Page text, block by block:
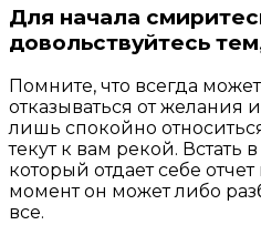
Для начала
довольствуйтесь
Помните, что всегда
отказываться от желания
лишь спокойно
текут к вам рекой. Встать
который отдает себе
момент он может либо
все.